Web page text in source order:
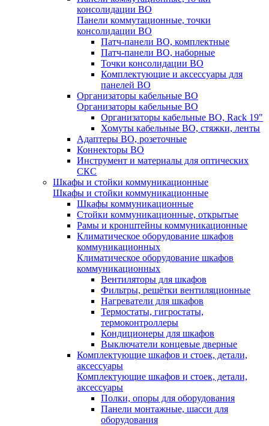
консолидации ВО
Панели коммутационные, точки
консолидации ВО
Патч-панели ВО, комплектные
Патч-панели ВО, наборные
Точки консолидации ВО
Комплектующие и аксессуары для
панелей ВО
Организаторы кабельные ВО
Организаторы кабельные ВО
Организаторы кабельные ВО, Rack 19"
Хомуты кабельные ВО, стяжки, ленты
Адаптеры ВО, розеточные
Коннекторы ВО
Инструмент и материалы для оптических
СКС
Шкафы и стойки коммуникационные
Шкафы и стойки коммуникационные
Шкафы коммуникационные
Стойки коммуникационные, открытые
Рамы и кронштейны коммуникационные
Климатическое оборудование шкафов
коммуникационных
Климатическое оборудование шкафов
коммуникационных
Вентиляторы для шкафов
Фильтры, решётки вентиляционные
Нагреватели для шкафов
Термостаты, гигростаты,
термоконтроллеры
Кондиционеры для шкафов
Выключатели концевые дверные
Комплектующие шкафов и стоек, детали,
аксессуары
Комплектующие шкафов и стоек, детали,
аксессуары
Полки, опоры для оборудования
Панели монтажные, шасси для
оборудования